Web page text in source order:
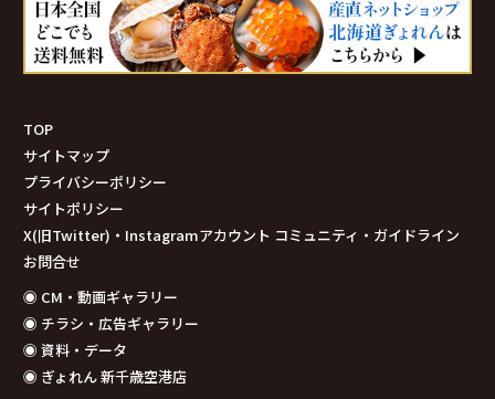
TOP
サイトマップ
プライバシーポリシー
サイトポリシー
X(旧Twitter)・Instagramアカウント コミュニティ・ガイドライン
お問合せ
◉ CM・動画ギャラリー
◉ チラシ・広告ギャラリー
◉ 資料・データ
◉ ぎょれん 新千歳空港店